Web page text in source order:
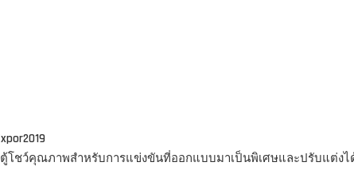
ตู้โชว์คุณภาพสำหรับการแข่งขันที่ออกแบบมาเป็นพิเศษและปรับแต่ง